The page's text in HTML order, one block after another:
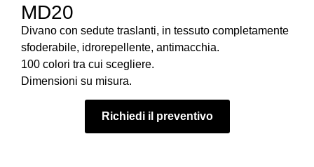
MD20
Divano con sedute traslanti, in tessuto completamente
sfoderabile, idrorepellente, antimacchia.
100 colori tra cui scegliere.
Dimensioni su misura.
Richiedi il preventivo